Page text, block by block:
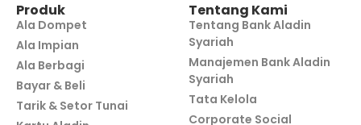
Produk
Ala Dompet
Ala Impian
Ala Berbagi
Bayar & Beli
Tarik & Setor Tunai
Tentang Kami
Tentang Bank Aladin
Syariah
Manajemen Bank Aladin
Syariah
Tata Kelola
Corporate Social